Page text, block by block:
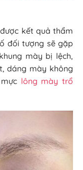
kết quả thẩm
đối tượng sẽ gặp
mày bị lệch,
dáng mày không
lông mày trổ